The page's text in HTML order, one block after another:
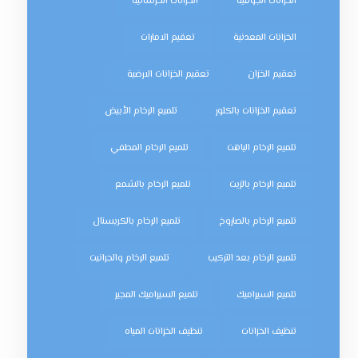
الخزانات المعدنية تعقيم الامارات
تعقيم الخزان تعقيم الخزانات الارضية
تعقيم الخزانات بالكلور تلميع الرخام الأبيض
تلميع الرخام الباهت تلميع الرخام المطفي
تلميع الرخام بالزيت تلميع الرخام بالشمع
تلميع الرخام بالصاروخ تلميع الرخام بالكريستال
تلميع الرخام بعد التركيب تلميع الرخام والجرانيت
تلميع السيراميك تلميع السيراميك المجير
تنظيف الخزانات تنظيف الخزانات المياه